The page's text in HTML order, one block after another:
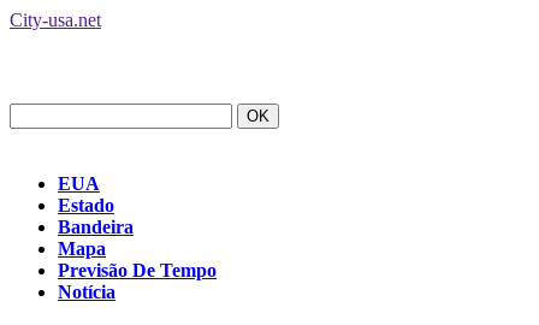
City-usa.net
EUA
Estado
Bandeira
Mapa
Previsão De Tempo
Notícia